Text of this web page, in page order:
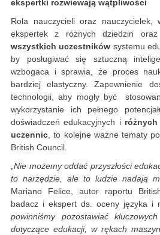
ekspertki rozwiewają wątpliwości
Rola nauczycieli oraz nauczycielek,
ekspertek z różnych dziedzin
wszystkich uczestników systemu
by posługiwać się sztuczną
wzbogaca i sprawia, że proces
bardziej elastyczny. Zapewnienie
technologii, aby mogły być
wykorzystanie ich pełnego
doświadczeń edukacyjnych i
uczennic , to kolejne ważne tematy
British Council.
Nie możemy oddać przyszłości
to narzędzie, ale to ludzie nadają
Mariano Felice, autor raportu
badacz i ekspert ds. oceny języka i
powinniśmy pozostawiać
dotyczące edukacji, w rękach